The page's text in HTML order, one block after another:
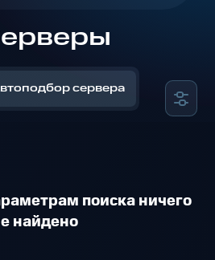
сервера
поиска ничего
найдено